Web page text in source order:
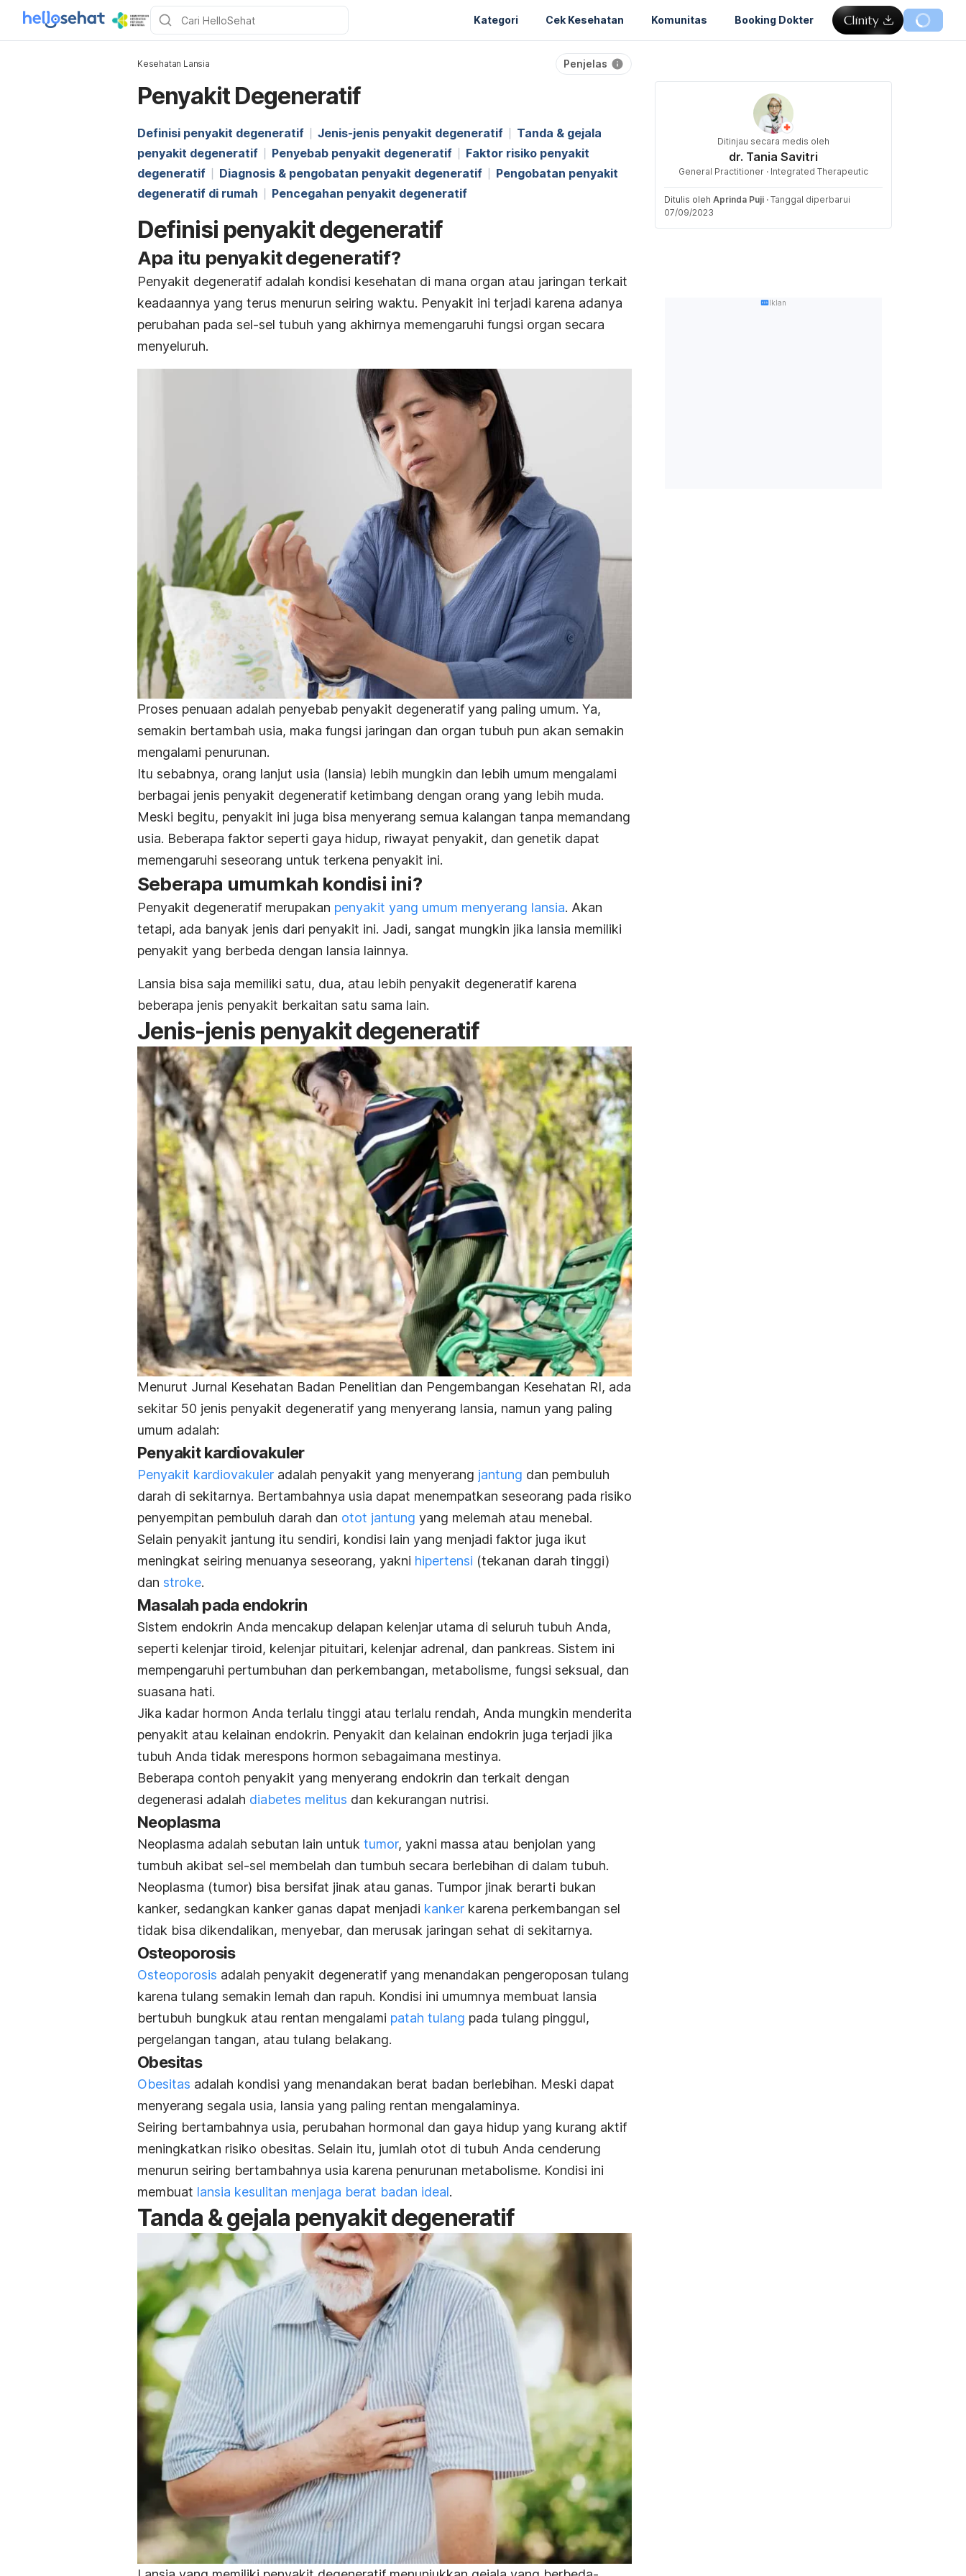
Kategori Cek Kesehatan Komunitas Booking Dokter
Kesehatan Lansia Penjelas
Penyakit Degeneratif
Definisi penyakit degeneratif Jenis-jenis penyakit degeneratif
Tanda & gejala
penyakit degeneratif
Penyebab penyakit degeneratif
Faktor risiko penyakit
degeneratif
Diagnosis & pengobatan penyakit degeneratif
Pengobatan penyakit
degeneratif di rumah
Pencegahan penyakit degeneratif
Definisi penyakit degeneratif
Apa itu penyakit degeneratif?
Penyakit degeneratif adalah kondisi kesehatan di mana organ atau jaringan terkait
keadaannya yang terus menurun seiring waktu. Penyakit ini terjadi karena adanya
perubahan pada sel-sel tubuh yang akhirnya memengaruhi fungsi organ secara
menyeluruh.
Proses penuaan adalah penyebab penyakit degeneratif yang paling umum. Ya,
semakin bertambah usia, maka fungsi jaringan dan organ tubuh pun akan semakin
mengalami penurunan.
Itu sebabnya, orang lanjut usia (lansia) lebih mungkin dan lebih umum mengalami
berbagai jenis penyakit degeneratif ketimbang dengan orang yang lebih muda.
Meski begitu, penyakit ini juga bisa menyerang semua kalangan tanpa memandang
usia. Beberapa faktor seperti gaya hidup, riwayat penyakit, dan genetik dapat
memengaruhi seseorang untuk terkena penyakit ini.
Seberapa umumkah kondisi ini?
Penyakit degeneratif merupakan penyakit yang umum menyerang lansia. Akan
tetapi, ada banyak jenis dari penyakit ini. Jadi, sangat mungkin jika lansia memiliki
penyakit yang berbeda dengan lansia lainnya.
Lansia bisa saja memiliki satu, dua, atau lebih penyakit degeneratif karena
beberapa jenis penyakit berkaitan satu sama lain.
Jenis-jenis penyakit degeneratif
Menurut Jurnal Kesehatan Badan Penelitian dan Pengembangan Kesehatan RI, ada
sekitar 50 jenis penyakit degeneratif yang menyerang lansia, namun yang paling
umum adalah:
Penyakit kardiovakuler
Penyakit kardiovakuler adalah penyakit yang menyerang jantung dan pembuluh
darah di sekitarnya. Bertambahnya usia dapat menempatkan seseorang pada risiko
penyempitan pembuluh darah dan otot jantung yang melemah atau menebal.
Selain penyakit jantung itu sendiri, kondisi lain yang menjadi faktor juga ikut
meningkat seiring menuanya seseorang, yakni hipertensi (tekanan darah tinggi)
dan stroke.
Masalah pada endokrin
Sistem endokrin Anda mencakup delapan kelenjar utama di seluruh tubuh Anda,
seperti kelenjar tiroid, kelenjar pituitari, kelenjar adrenal, dan pankreas. Sistem ini
mempengaruhi pertumbuhan dan perkembangan, metabolisme, fungsi seksual, dan
suasana hati.
Jika kadar hormon Anda terlalu tinggi atau terlalu rendah, Anda mungkin menderita
penyakit atau kelainan endokrin. Penyakit dan kelainan endokrin juga terjadi jika
tubuh Anda tidak merespons hormon sebagaimana mestinya.
Beberapa contoh penyakit yang menyerang endokrin dan terkait dengan
degenerasi adalah diabetes melitus dan kekurangan nutrisi.
Neoplasma
Neoplasma adalah sebutan lain untuk tumor, yakni massa atau benjolan yang
tumbuh akibat sel-sel membelah dan tumbuh secara berlebihan di dalam tubuh.
Neoplasma (tumor) bisa bersifat jinak atau ganas. Tumpor jinak berarti bukan
kanker, sedangkan kanker ganas dapat menjadi kanker karena perkembangan sel
tidak bisa dikendalikan, menyebar, dan merusak jaringan sehat di sekitarnya.
Osteoporosis
Osteoporosis adalah penyakit degeneratif yang menandakan pengeroposan tulang
karena tulang semakin lemah dan rapuh. Kondisi ini umumnya membuat lansia
bertubuh bungkuk atau rentan mengalami patah tulang pada tulang pinggul,
pergelangan tangan, atau tulang belakang.
Obesitas
Obesitas adalah kondisi yang menandakan berat badan berlebihan. Meski dapat
menyerang segala usia, lansia yang paling rentan mengalaminya.
Seiring bertambahnya usia, perubahan hormonal dan gaya hidup yang kurang aktif
meningkatkan risiko obesitas. Selain itu, jumlah otot di tubuh Anda cenderung
menurun seiring bertambahnya usia karena penurunan metabolisme. Kondisi ini
membuat lansia kesulitan menjaga berat badan ideal.
Tanda & gejala penyakit degeneratif
Ditinjau secara medis oleh
dr. Tania Savitri
General Practitioner · Integrated Therapeutic
Ditulis oleh Aprinda Puji · Tanggal diperbarui
07/09/2023
Iklan